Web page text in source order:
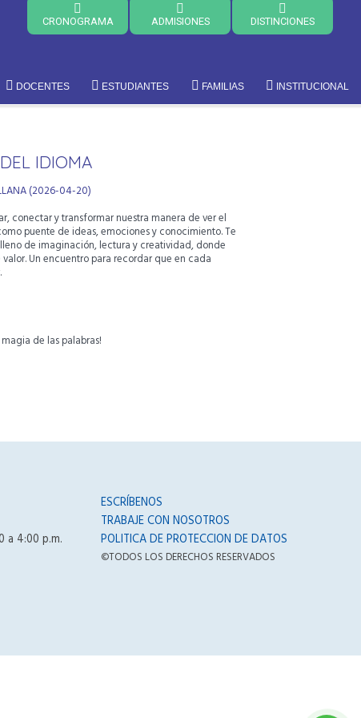
CRONOGRAMA ADMISIONES DISTINCIONES
DOCENTES ESTUDIANTES FAMILIAS INSTITUCIONAL
IDIOMA
(2026-04-20)
conectar y transformar nuestra manera de ver el
puente de ideas, emociones y conocimiento. Te
de imaginación, lectura y creatividad, donde
Un encuentro para recordar que en cada
de las palabras!
a 4:00 p.m.
ESCRÍBENOS
TRABAJE CON NOSOTROS
POLITICA DE PROTECCION DE DATOS
©TODOS LOS DERECHOS RESERVADOS